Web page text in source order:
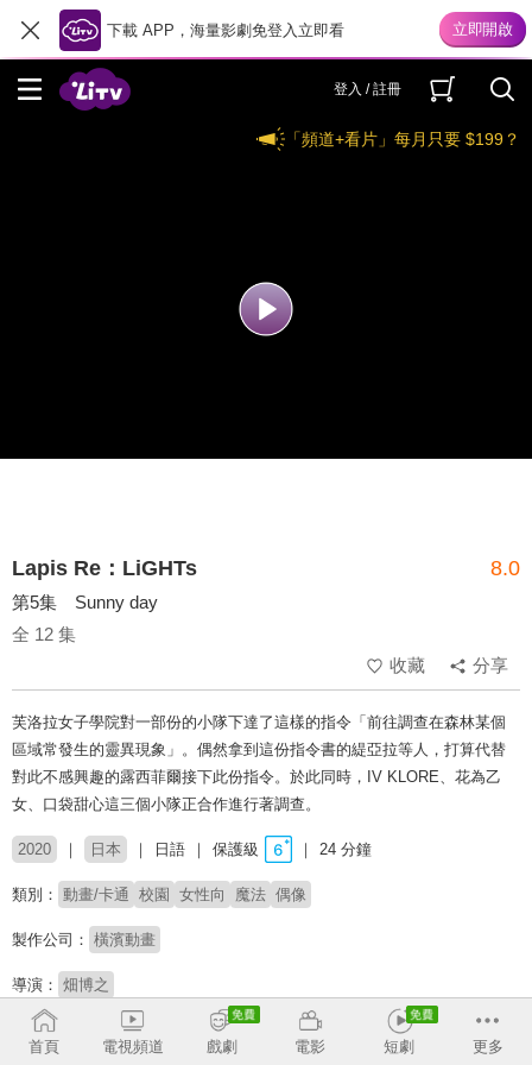
下載 APP，海量影劇免登入立即看
登入 / 註冊
「頻道+看片」每月只要 $199？
Lapis Re：LiGHTs 8.0
第5集 Sunny day
全 12 集
收藏
分享
芙洛拉女子學院對一部份的小隊下達了這樣的指令「前往調查在森林某個
區域常發生的靈異現象」。偶然拿到這份指令書的緹亞拉等人，打算代替
對此不感興趣的露西菲爾接下此份指令。於此同時，IV KLORE、花為乙
女、口袋甜心這三個小隊正合作進行著調查。
2020 日本 日語 保護級 24 分鐘
類別： 動畫/卡通 校園 女性向 魔法 偶像
製作公司： 橫濱動畫
導演： 畑博之
配音： 安齋由香裡 久保田梨沙 佐伯伊織
山本瑞稀
首頁
電視頻道 戲劇 電影 短劇 更多